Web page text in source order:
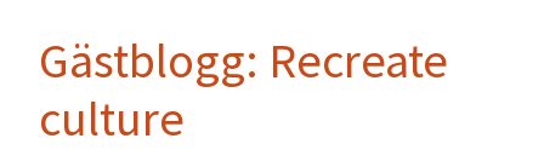
Gästblogg: Recreate
culture